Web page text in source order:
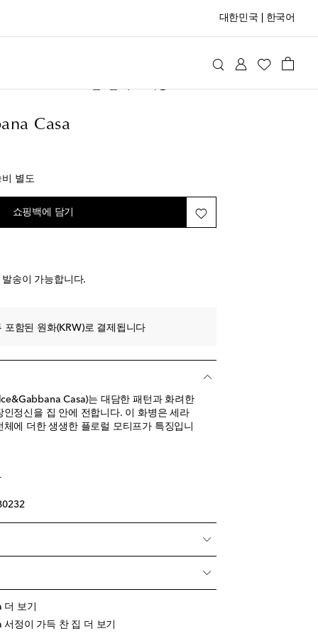
대한민국 한국어
Casa
별도
쇼핑백에 담기
송이 가능합니다.
포함된 원화(KRW)로 결제됩니다
Casa)는 대담한 패턴과 화려한
인정신을 집 안에 전합니다. 이 화병은 세라
에 더한 생생한 플로럴 모티프가 특징입니
보기
정이 가득 찬 집 더 보기